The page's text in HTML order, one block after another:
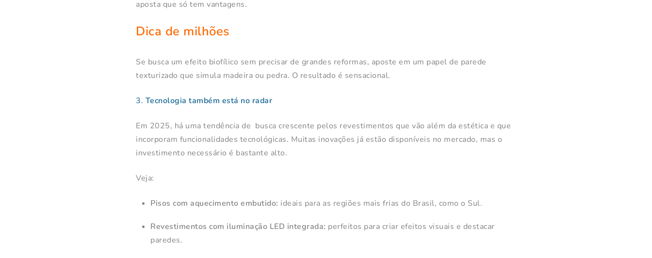
aposta que só tem vantagens.
Dica de milhões
Se busca um efeito biofílico sem precisar de grandes reformas, aposte em um papel de parede
texturizado que simula madeira ou pedra. O resultado é sensacional.
3. Tecnologia também está no radar
Em 2025, há uma tendência de busca crescente pelos revestimentos que vão além da estética e que
incorporam funcionalidades tecnológicas. Muitas inovações já estão disponíveis no mercado, mas o
investimento necessário é bastante alto.
Veja:
Pisos com aquecimento embutido: ideais para as regiões mais frias do Brasil, como o Sul.
Revestimentos com iluminação LED integrada: perfeitos para criar efeitos visuais e destacar
paredes.